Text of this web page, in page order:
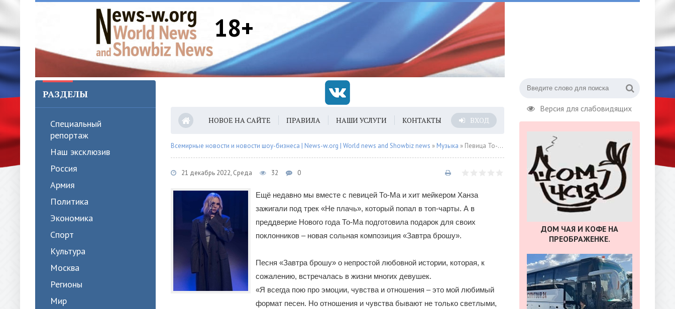
18+
Версия для слабовидящих
РАЗДЕЛЫ
Специальный
репортаж
Наш эксклюзив
Россия
Армия
Политика
Экономика
Спорт
Культура
Москва
Регионы
Мир
НОВОЕ НА САЙТЕ ПРАВИЛА НАШИ УСЛУГИ КОНТАКТЫ ВХОД
Всемирные новости и новости шоу-бизнеса | News-w.org | World news and Showbiz news » Музыка » Певица То-Мa презентовала новую песню «Завтра брошу»
21 декабрь 2022, Среда 32 0
Ещё недавно мы вместе с певицей То-Ма и хит мейкером Ханза
зажигали под трек «Не плачь», который попал в топ-чарты. А в
преддверие Нового года То-Мa подготовила подарок для своих
поклонников – новая сольная композиция «Завтра брошу».
Песня «Завтра брошу» о непростой любовной истории, которая, к
сожалению, встречалась в жизни многих девушек.
«Я всегда пою про эмоции, чувства и отношения – это мой любимый
формат песен. Но отношения и чувства бывают не только светлыми,
ДОМ ЧАЯ И КОФЕ НА
ПРЕОБРАЖЕНКЕ.